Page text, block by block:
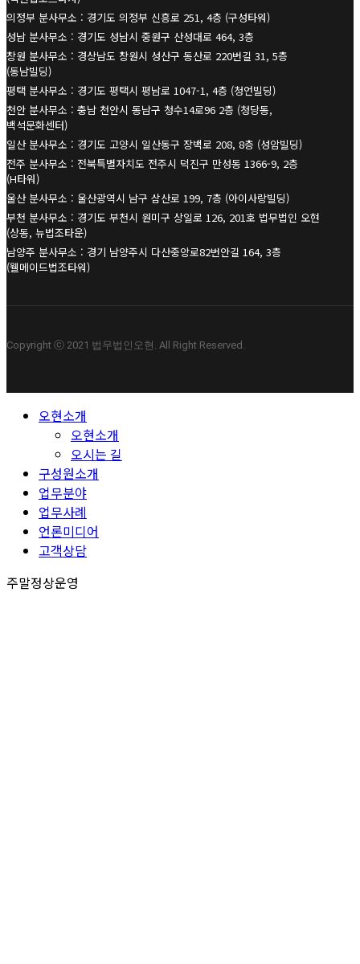
의정부 분사무소 : 경기도 의정부 신흥로 251, 4층 (구성타워)
성남 분사무소 : 경기도 성남시 중원구 산성대로 464, 3층
창원 분사무소 : 경상남도 창원시 성산구 동산로 220번길 31, 5층
(동남빌딩)
평택 분사무소 : 경기도 평택시 평남로 1047-1, 4층 (청언빌딩)
천안 분사무소 : 충남 천안시 동남구 청수14로96 2층 (청당동,
백석문화센터)
일산 분사무소 : 경기도 고양시 일산동구 장백로 208, 8층 (성암빌딩)
전주 분사무소 : 전북특별자치도 전주시 덕진구 만성동 1366-9, 2층
(H타워)
울산 분사무소 : 울산광역시 남구 삼산로 199, 7층 (아이사랑빌딩)
부천 분사무소 : 경기도 부천시 원미구 상일로 126, 201호 법무법인 오현
(상동, 뉴법조타운)
남양주 분사무소 : 경기 남양주시 다산중앙로82번안길 164, 3층
(웰메이드법조타워)
Copyright ⓒ 2021 법무법인오현. All Right Reserved.
Close 오현소개
오현소개
오시는 길
구성원소개
업무분야
업무사례
언론미디어
고객상담
주말정상운영